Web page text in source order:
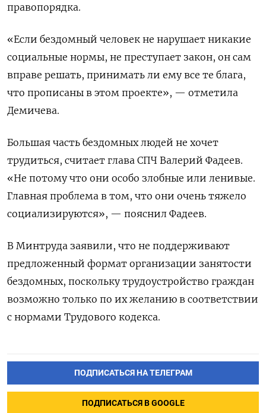
правопорядка.
«Если бездомный человек не нарушает никакие
социальные нормы, не преступает закон, он сам
вправе решать, принимать ли ему все те блага,
что прописаны в этом проекте», — отметила
Демичева.
Большая часть бездомных людей не хочет
трудиться, считает глава СПЧ Валерий Фадеев.
«Не потому что они особо злобные или ленивые.
Главная проблема в том, что они очень тяжело
социализируются», — пояснил Фадеев.
В Минтруда заявили, что не поддерживают
предложенный формат организации занятости
бездомных, поскольку трудоустройство граждан
возможно только по их желанию в соответствии
с нормами Трудового кодекса.
ПОДПИСАТЬСЯ НА ТЕЛЕГРАМ
ПОДПИСАТЬСЯ В GOOGLE